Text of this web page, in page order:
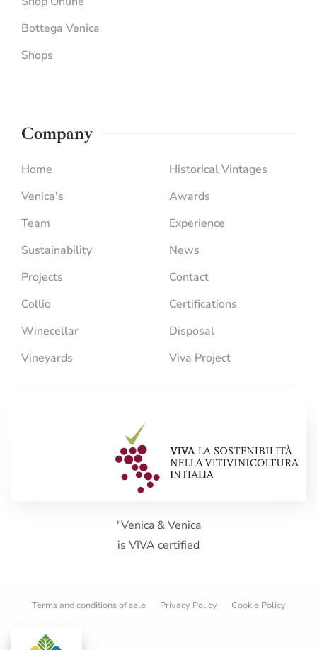
Bottega Venica
Shops
Company
Home
Venica's
Team
Sustainability
Projects
Collio
Winecellar
Vineyards
Historical Vintages
Awards
Experience
News
Contact
Certifications
Disposal
Viva Project
"Venica & Venica
is VIVA certified
Terms and conditions of sale Privacy Policy Cookie Policy